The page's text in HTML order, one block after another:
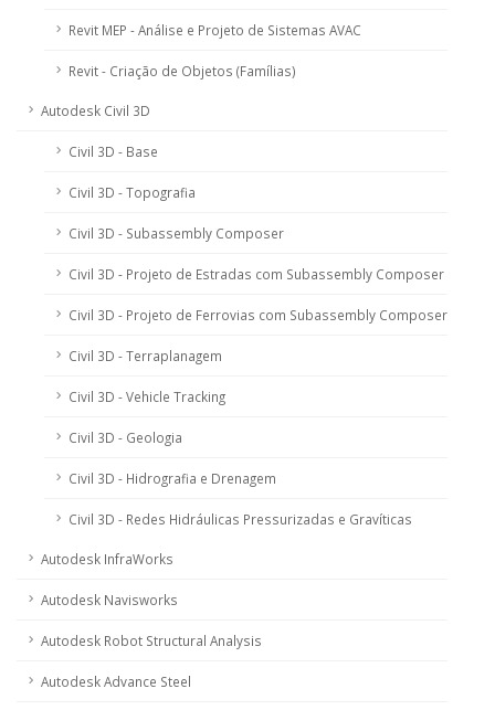
Revit MEP - Análise e Projeto de Sistemas AVAC
Revit - Criação de Objetos (Famílias)
Autodesk Civil 3D
Civil 3D - Base
Civil 3D - Topografia
Civil 3D - Subassembly Composer
Civil 3D - Projeto de Estradas com Subassembly Composer
Civil 3D - Projeto de Ferrovias com Subassembly Composer
Civil 3D - Terraplanagem
Civil 3D - Vehicle Tracking
Civil 3D - Geologia
Civil 3D - Hidrografia e Drenagem
Civil 3D - Redes Hidráulicas Pressurizadas e Gravíticas
Autodesk InfraWorks
Autodesk Navisworks
Autodesk Robot Structural Analysis
Autodesk Advance Steel